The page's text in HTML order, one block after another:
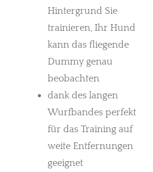
Hintergrund Sie
trainieren, Ihr Hund
kann das fliegende
Dummy genau
beobachten
dank des langen
Wurfbandes perfekt
für das Training auf
weite Entfernungen
geeignet